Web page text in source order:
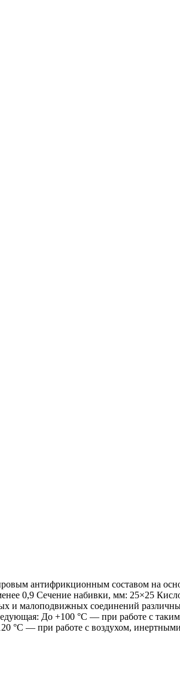
антифрикционным составом на
0,9 Сечение набивки, мм: 25×25
и малоподвижных соединений
До +100 °С — при работе с
°С — при работе с воздухом,